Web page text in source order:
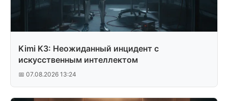
Kimi K3: Неожиданный инцидент с
искусственным интеллектом
📅 07.08.2026 13:24